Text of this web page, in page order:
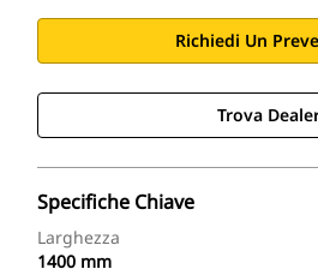
Richiedi Un
Trova
Specifiche Chiave
Larghezza
1400 mm